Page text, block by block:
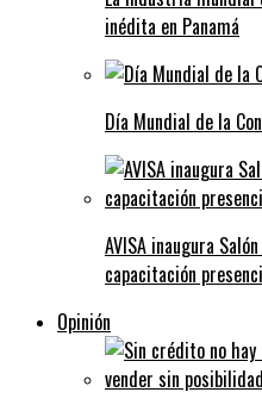
inédita en Panamá
Día Mundial de la
AVISA inaugura
capacitación
Opinión